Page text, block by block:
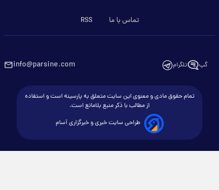
تماس با ما RSS
گپ تلگرام info@parsine.com
تمام حقوق مادی و معنوی این سایت متعلق به پارسینه است و استفاده
از مطالب با ذکر منبع بلامانع است.
طراحی سایت خبری و خبرگزاری آسام